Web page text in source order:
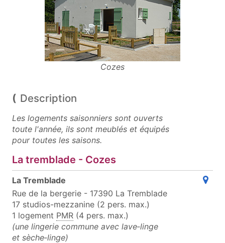
Cozes
Description
Les logements saisonniers sont ouverts
toute l'année, ils sont meublés et équipés
pour toutes les saisons.
La tremblade - Cozes
La Tremblade
Rue de la bergerie - 17390 La Tremblade
17 studios-mezzanine (2 pers. max.)
1 logement PMR (4 pers. max.)
(une lingerie commune avec lave‑linge
et sèche‑linge)